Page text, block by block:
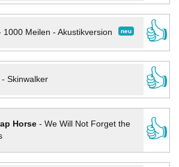
neu
1000 Meilen - Akustikversion
👍
Skinwalker
👍
Horse- We Will Not Forget the
👍